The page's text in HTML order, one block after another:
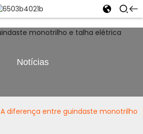
Notícias
A diferença entre guindaste monotrilho